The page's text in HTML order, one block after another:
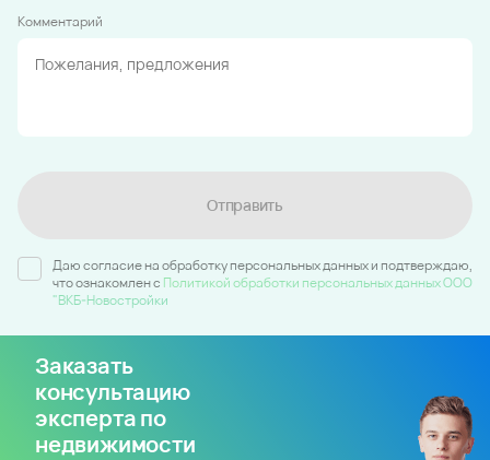
Комментарий
Отправить
Даю согласие на обработку персональных данных и подтверждаю,
что ознакомлен c Политикой обработки персональных данных ООО
"ВКБ-Новостройки
Заказать
консультацию
эксперта по
недвижимости